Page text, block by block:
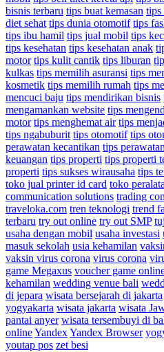
bisnis terbaru tips buat kemasan tips
diet sehat tips dunia otomotif tips
tips ibu hamil tips jual mobil tips
tips kesehatan tips kesehatan anak
motor tips kulit cantik tips liburan
kulkas tips memilih asuransi tips
kosmetik tips memilih rumah tips
mencuci baju tips mendirikan bisnis
mengamankan website tips
motor tips menghemat air tips
tips ngabuburit tips otomotif tips
perawatan kecantikan tips
keuangan tips properti tips properti
properti tips sukses wirausaha tips
toko jual printer id card toko
communication solutions trading
traveloka.com tren teknologi trend
terbaru try out online try out SMP
usaha dengan mobil usaha investasi
masuk sekolah usia kehamilan
vaksin virus corona virus corona
game Megaxus voucher game
kehamilan wedding venue bali
di jepara wisata bersejarah di jakarta
yogyakarta wisata jakarta wisata
pantai anyer wisata tersembuyi di
onlineYandexYandex Browser
youtap pos zet besi